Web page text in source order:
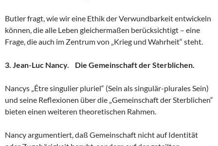
Butler fragt, wie wir eine Ethik der Verwundbarkeit entwickeln
können, die alle Leben gleichermaßen berücksichtigt – eine
Frage, die auch im Zentrum von „Krieg und Wahrheit“ steht.
3. Jean-Luc Nancy. Die Gemeinschaft der Sterblichen.
Nancys „Être singulier pluriel“ (Sein als singulär-plurales Sein)
und seine Reflexionen über die „Gemeinschaft der Sterblichen“
bieten einen weiteren theoretischen Rahmen.
Nancy argumentiert, daß Gemeinschaft nicht auf Identität